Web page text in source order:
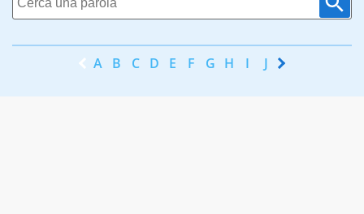
A B C D E F G H I J K